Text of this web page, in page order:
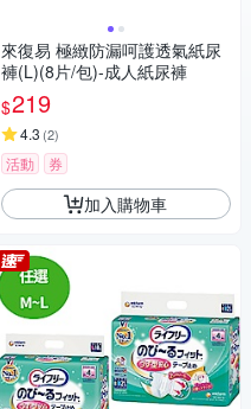
來復易 極緻防漏呵護透氣紙尿
褲(L)(8片/包)-成人紙尿褲
$219
4.3 (2)
活動 券
加入購物車